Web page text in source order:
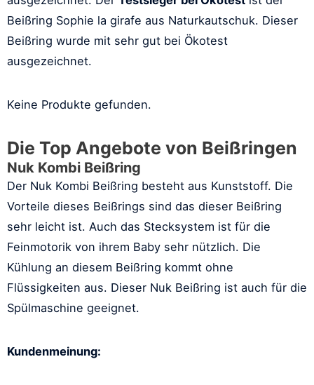
Beißring Sophie la girafe aus Naturkautschuk. Dieser
Beißring wurde mit sehr gut bei Ökotest
ausgezeichnet.
Keine Produkte gefunden.
Die Top Angebote von Beißringen
Nuk Kombi Beißring
Der Nuk Kombi Beißring besteht aus Kunststoff. Die
Vorteile dieses Beißrings sind das dieser Beißring
sehr leicht ist. Auch das Stecksystem ist für die
Feinmotorik von ihrem Baby sehr nützlich. Die
Kühlung an diesem Beißring kommt ohne
Flüssigkeiten aus. Dieser Nuk Beißring ist auch für die
Spülmaschine geeignet.
Kundenmeinung: